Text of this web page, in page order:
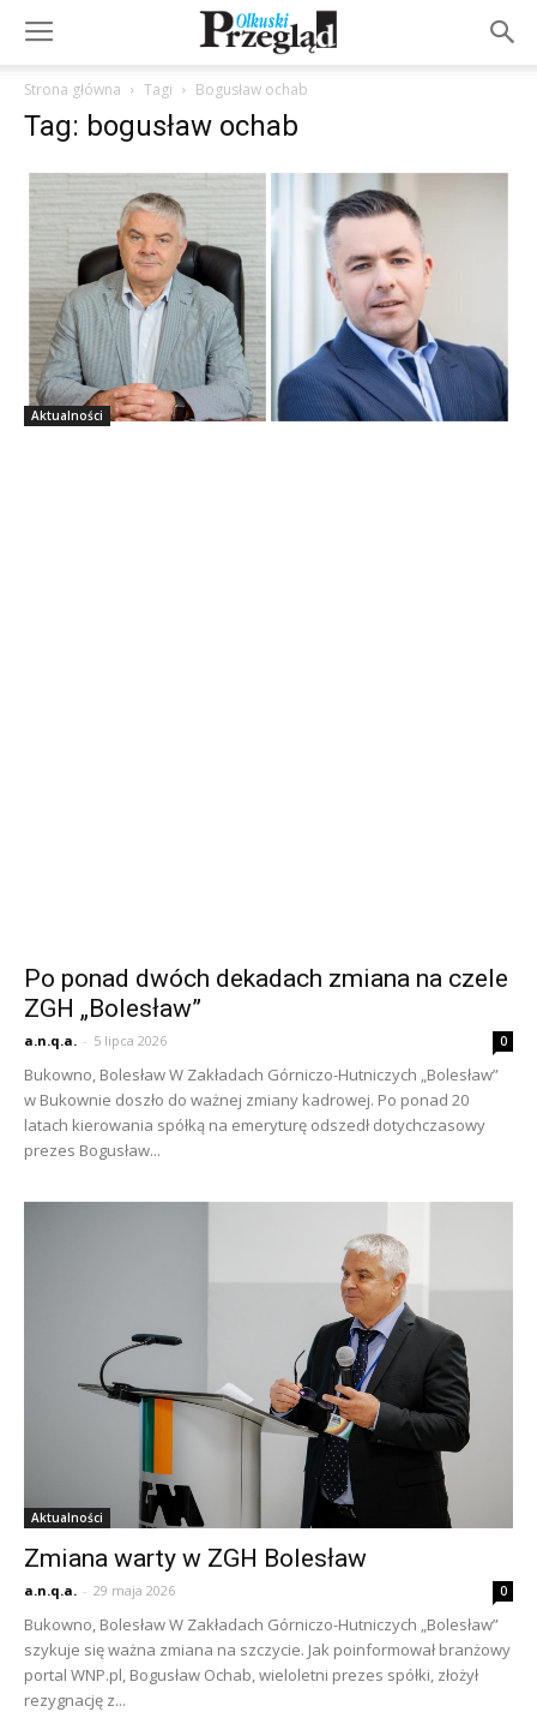
Strona główna Tagi Bogusław ochab
Tag: bogusław ochab
Aktualności
Po ponad dwóch dekadach zmiana na czele
ZGH „Bolesław”
a.n.q.a. - 5 lipca 2026 0
Bukowno, Bolesław W Zakładach Górniczo-Hutniczych „Bolesław”
w Bukownie doszło do ważnej zmiany kadrowej. Po ponad 20
latach kierowania spółką na emeryturę odszedł dotychczasowy
prezes Bogusław...
Aktualności
Zmiana warty w ZGH Bolesław
a.n.q.a. - 29 maja 2026 0
Bukowno, Bolesław W Zakładach Górniczo-Hutniczych „Bolesław”
szykuje się ważna zmiana na szczycie. Jak poinformował branżowy
portal WNP.pl, Bogusław Ochab, wieloletni prezes spółki, złożył
rezygnację z...